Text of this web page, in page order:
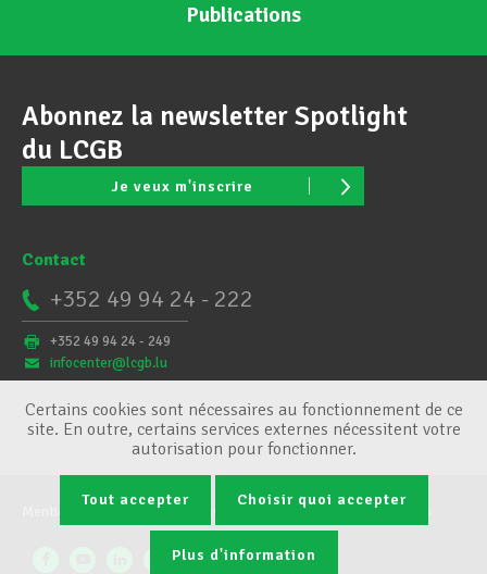
Publications
Abonnez la newsletter Spotlight
du LCGB
Je veux m'inscrire
Contact
+352 49 94 24 - 222
+352 49 94 24 - 249
infocenter@lcgb.lu
Conditions générales Gestion des cookies
Certains cookies sont nécessaires au fonctionnement de ce
site. En outre, certains services externes nécessitent votre
autorisation pour fonctionner.
Tout accepter Choisir quoi accepter
Plus d'information